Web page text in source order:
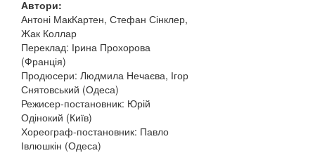
Автори:
Антоні МакКартен, Стефан Сінклер,
Жак Коллар
Переклад: Ірина Прохорова
(Франція)
Продюсери: Людмила Нечаєва, Ігор
Снятовський (Одеса)
Режисер-постановник: Юрій
Одінокий (Київ)
Хореограф-постановник: Павло
Івлюшкін (Одеса)